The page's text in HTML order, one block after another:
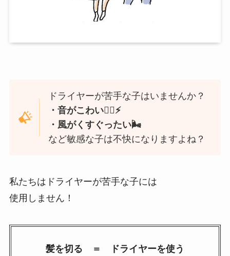
ドライヤーが苦手な子はいませんか？
・音がこわい👂🏻⚡️
・風がくすぐったい🌬
など敏感な子は不快になりますよね？
私たちはドライヤーが苦手な子には
使用しません！
髪を切る ＝ ドライヤーを使う